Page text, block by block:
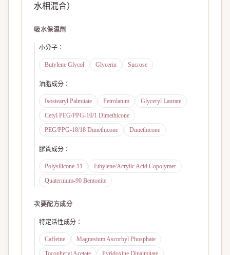
水相混合）
吸水保濕劑
小分子 ：
Butylene Glycol Glycerin Sucrose
油脂成分 ：
Isostearyl Palmitate Petrolatum
Glyceryl Laurate
Cetyl PEG/PPG-10/1 Dimethicone
PEG/PPG-18/18 Dimethicone
Dimethicone
膠質成分 ：
Polysilicone-11
Ethylene/Acrylic Acid Copolymer
Quaternium-90 Bentonite
次要配方成分
特定活性成分 ：
Caffeine
Magnesium Ascorbyl Phosphate
Tocopheryl Acetate
Pyridoxine Dipalmitate